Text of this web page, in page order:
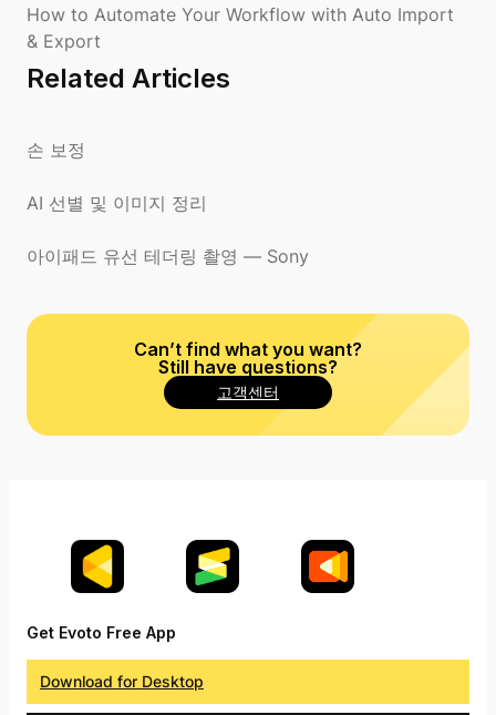
How to Automate Your Workflow with Auto Import
& Export
Related Articles
손 보정
AI 선별 및 이미지 정리
아이패드 유선 테더링 촬영 — Sony
Can’t find what you want?
Still have questions?
고객센터
Get Evoto Free App
Download for Desktop